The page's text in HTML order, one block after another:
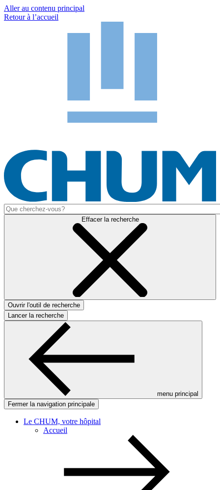
Aller au contenu principal
Retour à l’accueil
Effacer la recherche
Ouvrir l'outil de recherche
Lancer la recherche
menu principal
Fermer la navigation principale
Le CHUM, votre hôpital
Accueil